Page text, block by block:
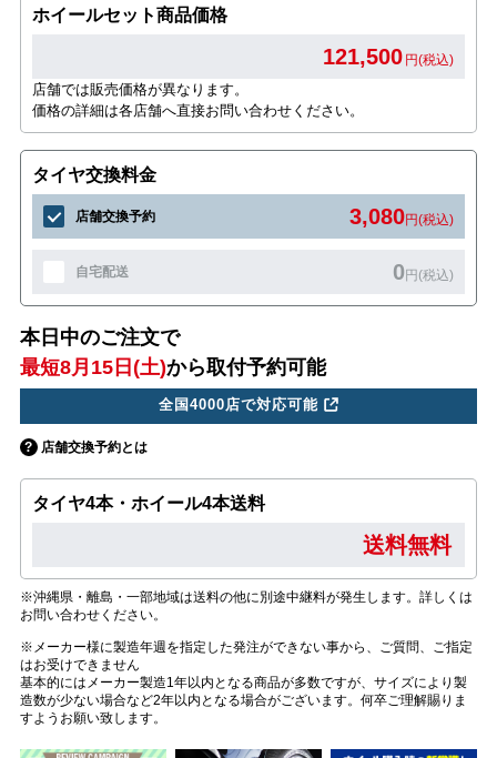
ホイールセット商品価格
121,500 円(税込)
店舗では販売価格が異なります。
価格の詳細は各店舗へ直接お問い合わせください。
タイヤ交換料金
店舗交換予約 3,080円(税込)
自宅配送 0円(税込)
本日中のご注文で
最短8月15日(土)から取付予約可能
全国4000店で対応可能
店舗交換予約とは
タイヤ4本・ホイール4本送料
送料無料
※沖縄県・離島・一部地域は送料の他に別途中継料が発生します。詳しくは
お問い合わせください。
※メーカー様に製造年週を指定した発注ができない事から、ご質問、ご指定
はお受けできません
基本的にはメーカー製造1年以内となる商品が多数ですが、サイズにより製
造数が少ない場合など2年以内となる場合がございます。何卒ご理解賜りま
すようお願い致します。